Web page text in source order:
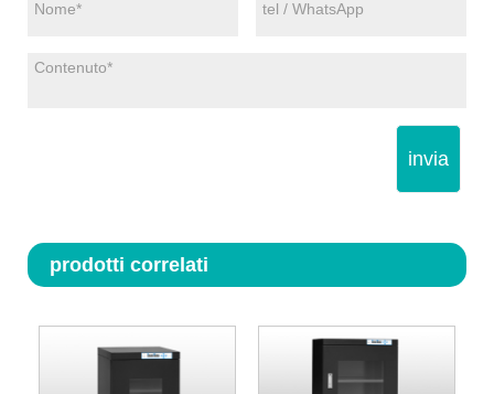
invia
prodotti correlati